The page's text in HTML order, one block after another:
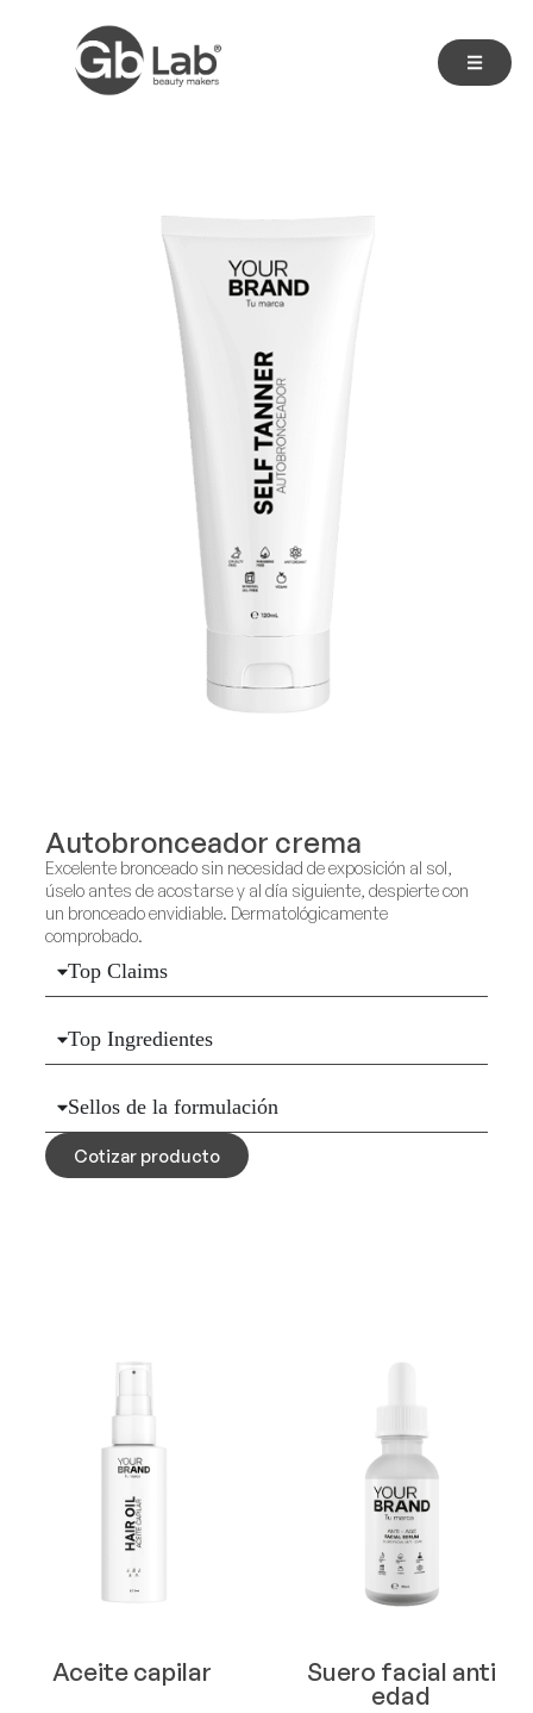
Autobronceador crema
Excelente bronceado sin necesidad de exposición al sol,
úselo antes de acostarse y al día siguiente, despierte con
un bronceado envidiable. Dermatológicamente
comprobado.
Top Claims
Top Ingredientes
Sellos de la formulación
Cotizar producto
Aceite capilar Suero facial anti
edad